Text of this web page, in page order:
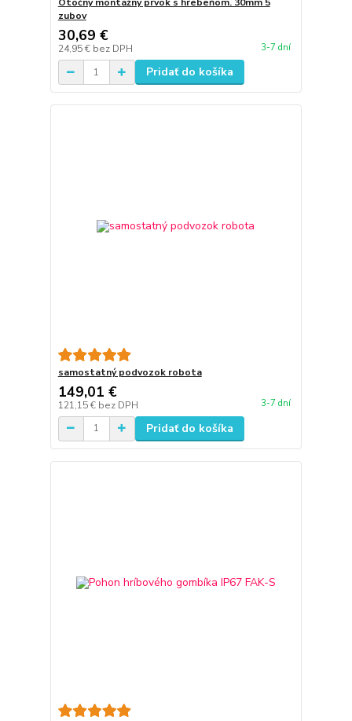
Otočný montážny prvok s hrebeňom. 30mm 5
zubov
30,69 €
24,95 € bez DPH 3-7 dní
Pridať do košíka
samostatný podvozok robota
149,01 €
121,15 € bez DPH 3-7 dní
Pridať do košíka